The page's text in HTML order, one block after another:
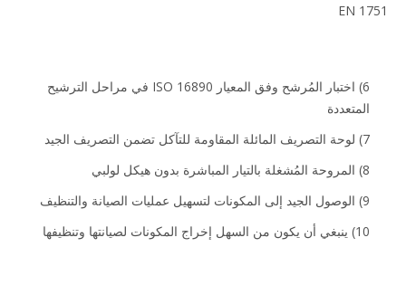
EN 1751
6) اختبار المُرشح وفق المعيار ISO 16890 في مراحل الترشيح
المتعددة
7) لوحة التصريف المائلة المقاومة للتآكل تضمن التصريف الجيد
8) المروحة المُشغلة بالتيار المباشرة بدون هيكل لولبي
9) الوصول الجيد إلى المكونات لتسهيل عمليات الصيانة والتنظيف
10) ينبغي أن يكون من السهل إخراج المكونات لصيانتها وتنظيفها